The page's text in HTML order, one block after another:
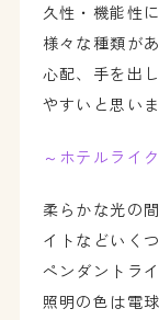
久性・機能性
様々な種類が
心配、手を出
やすいと思いま
～ホテルライ
柔らかな光の
イトなどいく
ペンダントラ
照明の色は電